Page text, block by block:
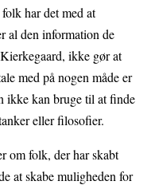
har det med at
al den information de
ikke gør at
med på nogen måde er
ikke kan bruge til at finde
eller filosofier.
om folk, der har skabt
at skabe muligheden for